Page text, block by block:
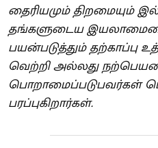
தைரியமும் திறமையும்
தங்களுடைய
பயன்படுத்தும் தற்காப்பு
வெற்றி அல்லது
பொறாமைப்படுபவர்கள்
பரப்புகிறார்கள்.